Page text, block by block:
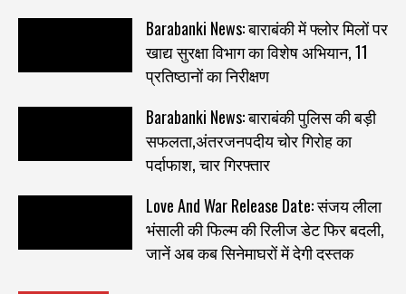
Barabanki News: बाराबंकी में फ्लोर मिलों पर
खाद्य सुरक्षा विभाग का विशेष अभियान, 11
प्रतिष्ठानों का निरीक्षण
Barabanki News: बाराबंकी पुलिस की बड़ी
सफलता,अंतरजनपदीय चोर गिरोह का
पर्दाफाश, चार गिरफ्तार
Love And War Release Date: संजय लीला
भंसाली की फिल्म की रिलीज डेट फिर बदली,
जानें अब कब सिनेमाघरों में देगी दस्तक